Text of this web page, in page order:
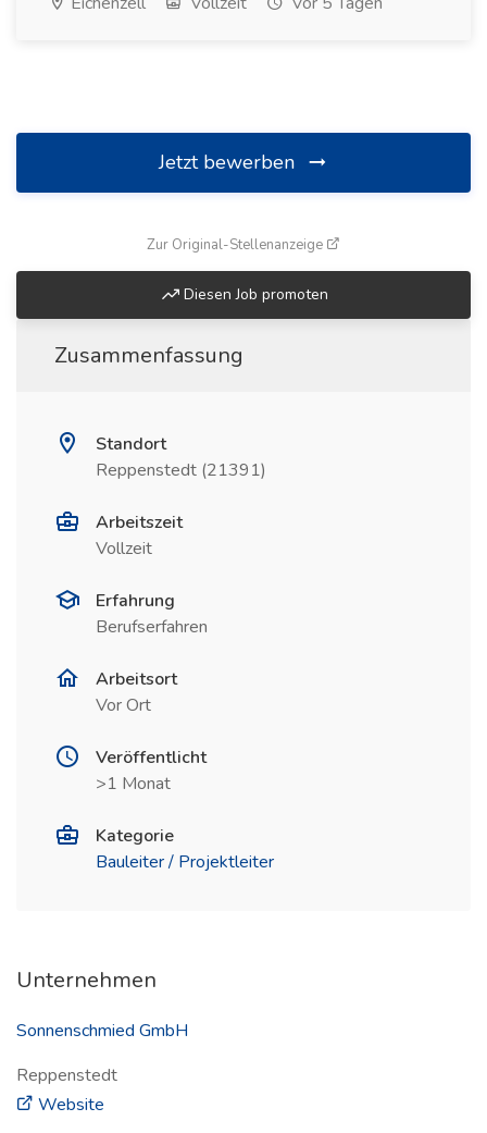
Jetzt bewerben
Zur Original-Stellenanzeige
Diesen Job promoten
Zusammenfassung
Standort
Reppenstedt (21391)
Arbeitszeit
Vollzeit
Erfahrung
Berufserfahren
Arbeitsort
Vor Ort
Veröffentlicht
>1 Monat
Kategorie
Bauleiter / Projektleiter
Unternehmen
Sonnenschmied GmbH
Reppenstedt
Website